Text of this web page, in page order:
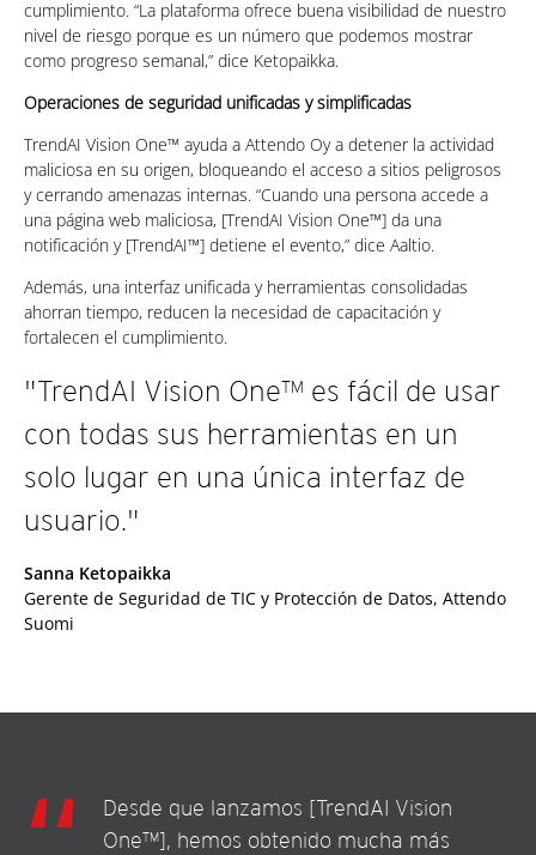
cumplimiento. “La plataforma ofrece buena visibilidad de nuestro
nivel de riesgo porque es un número que podemos mostrar
como progreso semanal,” dice Ketopaikka.
Operaciones de seguridad unificadas y simplificadas
TrendAI Vision One™ ayuda a Attendo Oy a detener la actividad
maliciosa en su origen, bloqueando el acceso a sitios peligrosos
y cerrando amenazas internas. “Cuando una persona accede a
una página web maliciosa, [TrendAI Vision One™] da una
notificación y [TrendAI™] detiene el evento,” dice Aaltio.
Además, una interfaz unificada y herramientas consolidadas
ahorran tiempo, reducen la necesidad de capacitación y
fortalecen el cumplimiento.
"TrendAI Vision One™ es fácil de usar
con todas sus herramientas en un
solo lugar en una única interfaz de
usuario."
Sanna Ketopaikka
Gerente de Seguridad de TIC y Protección de Datos, Attendo
Suomi
Desde que lanzamos [TrendAI Vision
One™], hemos obtenido mucha más